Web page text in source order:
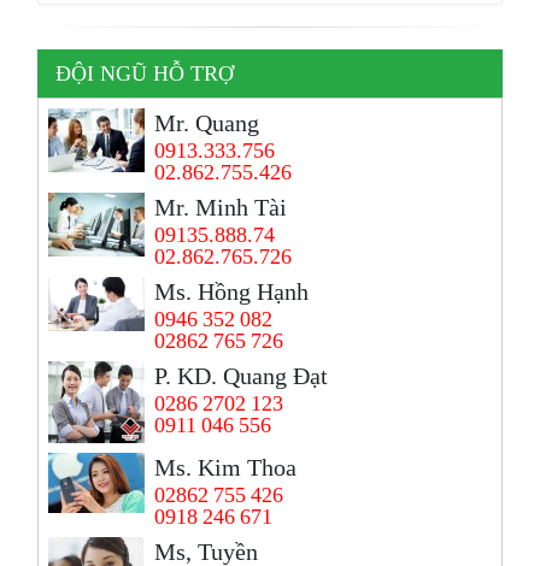
ĐỘI NGŨ HỖ TRỢ
Mr. Quang
0913.333.756
02.862.755.426
Mr. Minh Tài
09135.888.74
02.862.765.726
Ms. Hồng Hạnh
0946 352 082
02862 765 726
P. KD. Quang Đạt
0286 2702 123
0911 046 556
Ms. Kim Thoa
02862 755 426
0918 246 671
Ms, Tuyền